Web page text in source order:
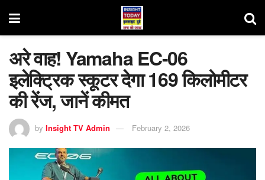
अरे वाह! Yamaha EC-06
इलेक्ट्रिक स्कूटर देगा 169 किलोमीटर
की रेंज, जानें कीमत
by Insight TV Admin February 2, 2026